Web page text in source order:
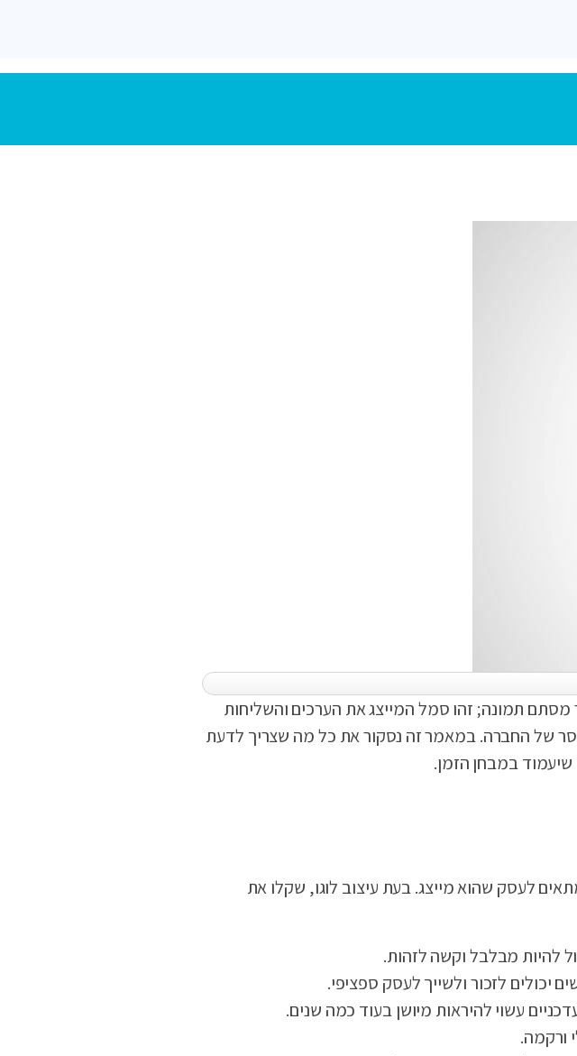
מסתם תמונה; זהו סמל המייצג את הערכים והשליחות
של החברה. במאמר זה נסקור את כל מה שצריך לדעת
שיעמוד במבחן הזמן.
לעסק שהוא מייצג. בעת עיצוב לוגו, שקלו את
להיות מבלבל וקשה לזהות.
יכולים לזכור ולשייך לעסק ספציפי.
עשוי להיראות מיושן בעוד כמה שנים.
ורקמה.